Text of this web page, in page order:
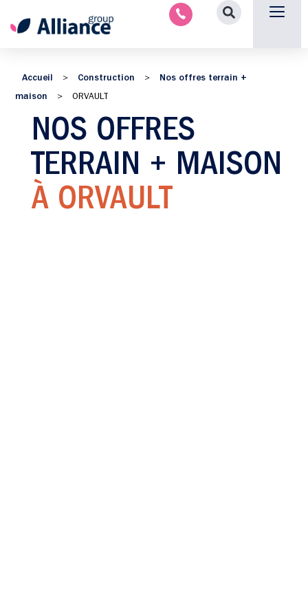
Accueil > Construction >
Nos offres terrain +
maison
> ORVAULT
NOS OFFRES
TERRAIN + MAISON
À ORVAULT